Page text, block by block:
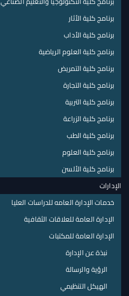
برنامج كلية الأثار
برنامج كلية الأداب
برنامج كلية العلوم الرياضية
برنامج كلية التمريض
برنامج كلية التجارة
برنامج كلية التربية
برنامج كلية الزراعة
برنامج كلية الطب
برنامج كلية العلوم
برنامج كلية الألسن
الإدارات
خدمات الإدارة العامه للدراسات العليا
الإدارة العامة للعلاقات الثقافية
الإدارة العامة للمكتبات
نبذة عن الإدارة
الرؤية والرسالة
الهيكل التنظيمي